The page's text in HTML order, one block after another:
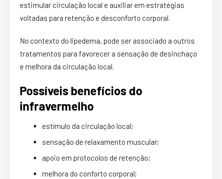
estimular circulação local e auxiliar em estratégias
voltadas para retenção e desconforto corporal.
No contexto do lipedema, pode ser associado a outros
tratamentos para favorecer a sensação de desinchaço
e melhora da circulação local.
Possíveis benefícios do
infravermelho
estímulo da circulação local;
sensação de relaxamento muscular;
apoio em protocolos de retenção;
melhora do conforto corporal;